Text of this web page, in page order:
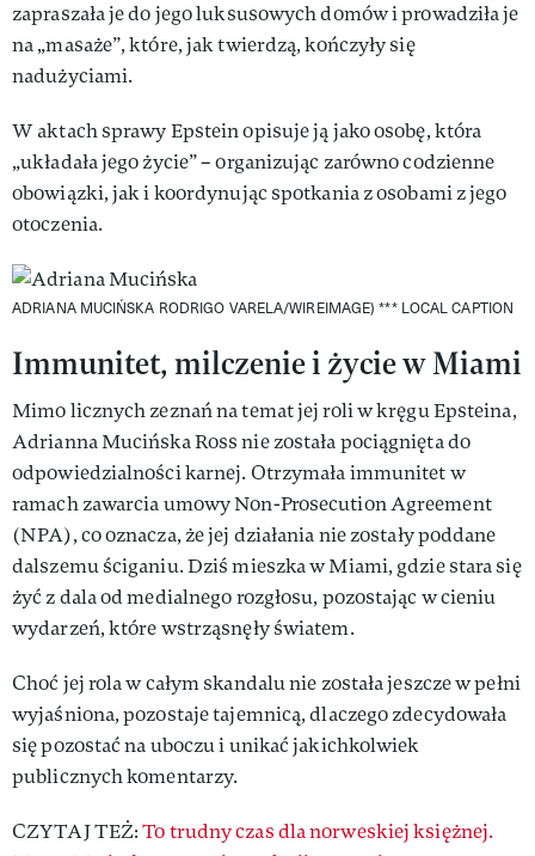
zapraszała je do jego luksusowych domów i prowadziła je
na „masaże”, które, jak twierdzą, kończyły się
nadużyciami.
W aktach sprawy Epstein opisuje ją jako osobę, która
„układała jego życie” – organizując zarówno codzienne
obowiązki, jak i koordynując spotkania z osobami z jego
otoczenia.
ADRIANA MUCIŃSKA RODRIGO VARELA/WIREIMAGE) *** LOCAL CAPTION
Immunitet, milczenie i życie w Miami
Mimo licznych zeznań na temat jej roli w kręgu Epsteina,
Adrianna Mucińska Ross nie została pociągnięta do
odpowiedzialności karnej. Otrzymała immunitet w
ramach zawarcia umowy Non-Prosecution Agreement
(NPA), co oznacza, że jej działania nie zostały poddane
dalszemu ściganiu. Dziś mieszka w Miami, gdzie stara się
żyć z dala od medialnego rozgłosu, pozostając w cieniu
wydarzeń, które wstrząsnęły światem.
Choć jej rola w całym skandalu nie została jeszcze w pełni
wyjaśniona, pozostaje tajemnicą, dlaczego zdecydowała
się pozostać na uboczu i unikać jakichkolwiek
publicznych komentarzy.
CZYTAJ TEŻ:To trudny czas dla norweskiej księżnej.